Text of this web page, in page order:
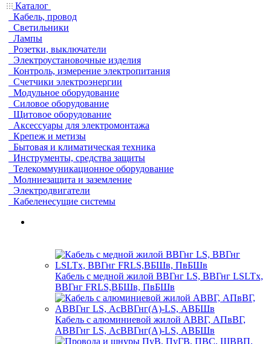
Каталог
Кабель, провод
Светильники
Лампы
Розетки, выключатели
Электроустановочные изделия
Контроль, измерение электропитания
Счетчики электроэнергии
Модульное оборудование
Силовое оборудование
Щитовое оборудование
Аксессуары для электромонтажа
Крепеж и метизы
Бытовая и климатическая техника
Инструменты, средства защиты
Телекоммуникационное оборудование
Молниезащита и заземление
Электродвигатели
Кабеленесущие системы
Кабель с медной жилой ВВГнг LS, ВВГнг LSLTx,
ВВГнг FRLS,ВБШв, ПвБШв
Кабель с алюминиевой жилой АВВГ, АПвВГ,
АВВГнг LS, АсВВГнг(А)-LS, АВБШв